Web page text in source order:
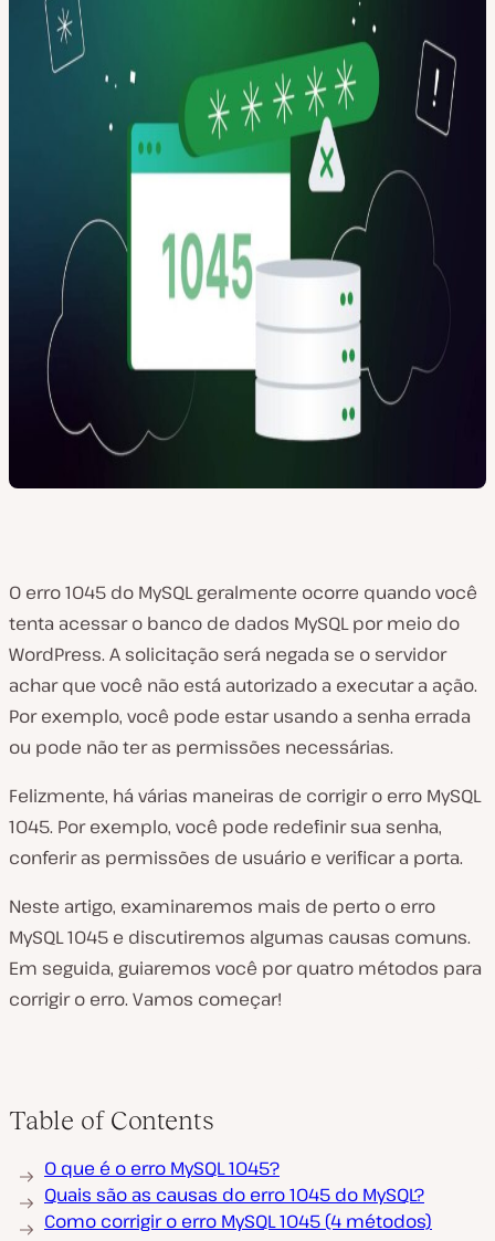
O erro 1045 do MySQL geralmente ocorre quando você
tenta acessar o banco de dados MySQL por meio do
WordPress. A solicitação será negada se o servidor
achar que você não está autorizado a executar a ação.
Por exemplo, você pode estar usando a senha errada
ou pode não ter as permissões necessárias.
Felizmente, há várias maneiras de corrigir o erro MySQL
1045. Por exemplo, você pode redefinir sua senha,
conferir as permissões de usuário e verificar a porta.
Neste artigo, examinaremos mais de perto o erro
MySQL 1045 e discutiremos algumas causas comuns.
Em seguida, guiaremos você por quatro métodos para
corrigir o erro. Vamos começar!
Table of Contents
O que é o erro MySQL 1045?
Quais são as causas do erro 1045 do MySQL?
Como corrigir o erro MySQL 1045 (4 métodos)